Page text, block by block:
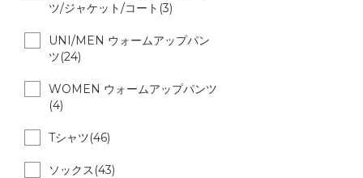
ツ/ジャケット/コート(3)
UNI/MEN ウォームアップパン
ツ(24)
WOMEN ウォームアップパンツ
(4)
Tシャツ(46)
ソックス(43)